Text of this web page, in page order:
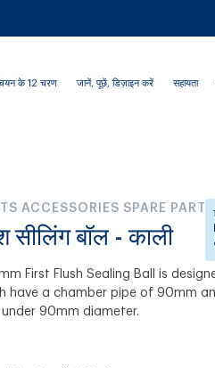
के 12 चरण जानें, पूछें, डिज़ाइन करें सहायता
ACCESSORIES SPARE PARTS
सीलिंग बॉल - काली
First Flush Sealing Ball is
have a chamber pipe of 90mm
90mm diameter.